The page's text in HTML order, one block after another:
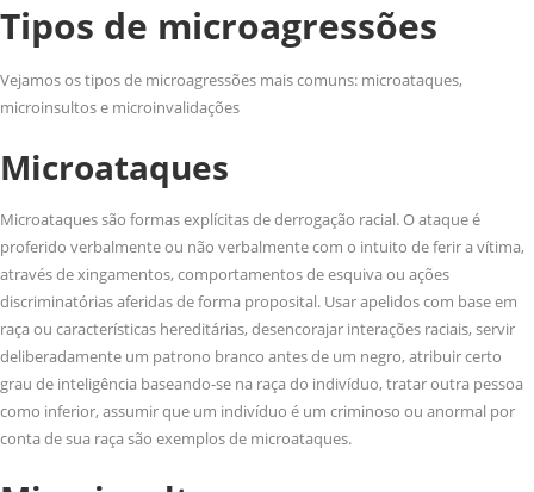
Tipos de microagressões
Vejamos os tipos de microagressões mais comuns: microataques,
microinsultos e microinvalidações
Microataques
Microataques são formas explícitas de derrogação racial. O ataque é
proferido verbalmente ou não verbalmente com o intuito de ferir a vítima,
através de xingamentos, comportamentos de esquiva ou ações
discriminatórias aferidas de forma proposital. Usar apelidos com base em
raça ou características hereditárias, desencorajar interações raciais, servir
deliberadamente um patrono branco antes de um negro, atribuir certo
grau de inteligência baseando-se na raça do indivíduo, tratar outra pessoa
como inferior, assumir que um indivíduo é um criminoso ou anormal por
conta de sua raça são exemplos de microataques.